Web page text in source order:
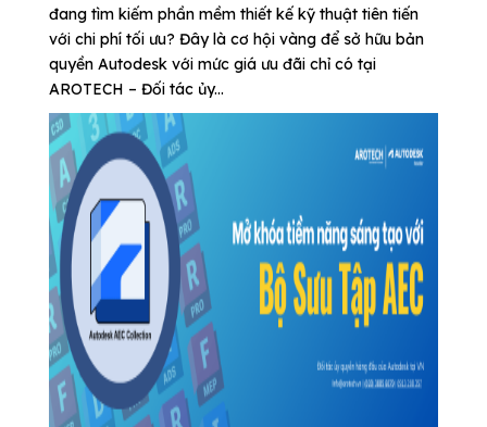
đang tìm kiếm phần mềm thiết kế kỹ thuật tiên tiến
với chi phí tối ưu? Đây là cơ hội vàng để sở hữu bản
quyền Autodesk với mức giá ưu đãi chỉ có tại
AROTECH – Đối tác ủy...